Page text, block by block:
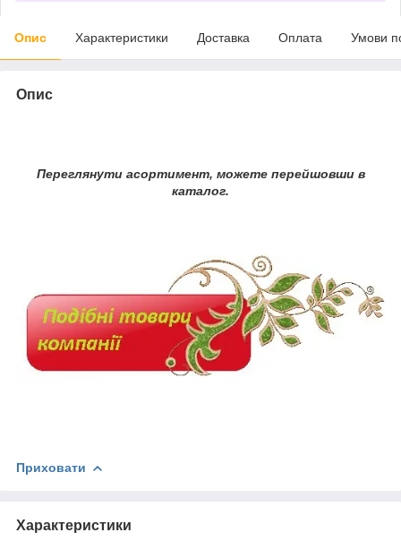
Опис Характеристики Доставка Оплата Умови
Опис
Переглянути асортимент, можете перейшовши в
каталог.
Приховати
Характеристики